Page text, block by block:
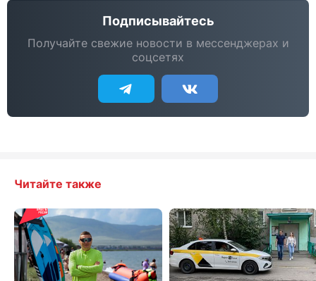
Подписывайтесь
Получайте свежие новости в мессенджерах и
соцсетях
Читайте также